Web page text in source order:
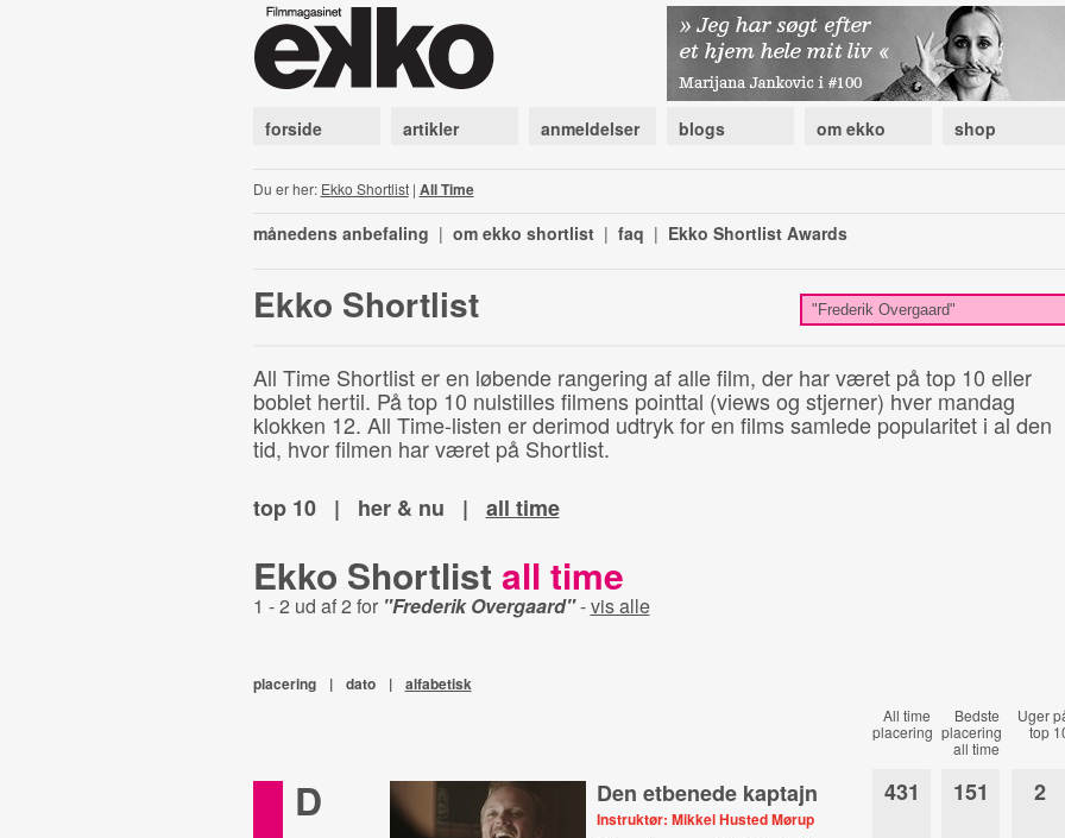
forside artikler anmeldelser blogs om ekko shop
Du er her: Ekko Shortlist| All Time
månedens anbefaling | om ekko shortlist | faq | Ekko Shortlist Awards
Ekko Shortlist
All Time Shortlist er en løbende rangering af alle film, der har været på top 10 eller
boblet hertil. På top 10 nulstilles filmens pointtal (views og stjerner) hver mandag
klokken 12. All Time-listen er derimod udtryk for en films samlede popularitet i al den
tid, hvor filmen har været på Shortlist.
top 10
| her & nu | all time
Ekko Shortlist all time
1 - 2 ud af 2 for "Frederik Overgaard"-vis alle
placering | dato | alfabetisk
All time
placering
Bedste
placering
all time
Uger
top
D Den etbenede kaptajn
Instruktør: Mikkel Husted Mørup
431 151 2